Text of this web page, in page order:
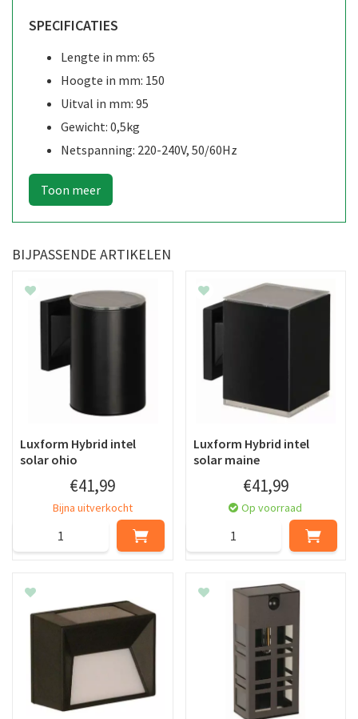
SPECIFICATIES
Lengte in mm: 65
Hoogte in mm: 150
Uitval in mm: 95
Gewicht: 0,5kg
Netspanning: 220-240V, 50/60Hz
BIJPASSENDE ARTIKELEN
Luxform Hybrid intel
solar ohio
€41,99
Bijna uitverkocht
Luxform Hybrid intel
solar maine
€41,99
Op voorraad